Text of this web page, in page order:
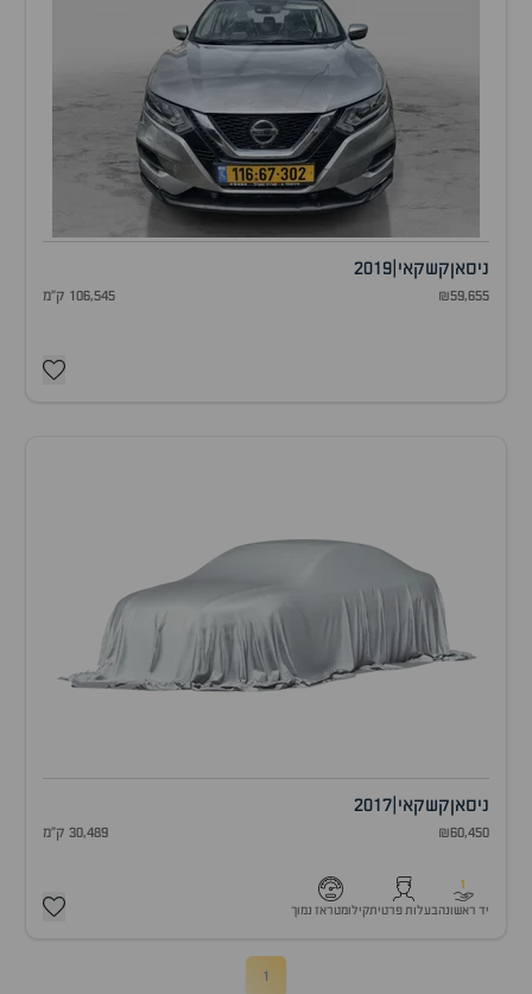
ניסאןקשקאי 2019
₪59,655 106,545 ק"מ
ניסאןקשקאי 2017
₪60,450 30,489 ק"מ
1
יד ראשונהבעלות פרטיתקילומטראז נמוך
1